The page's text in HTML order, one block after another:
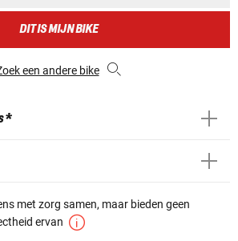
DIT IS MIJN BIKE
een andere bike
*
met zorg samen, maar bieden geen
ervan